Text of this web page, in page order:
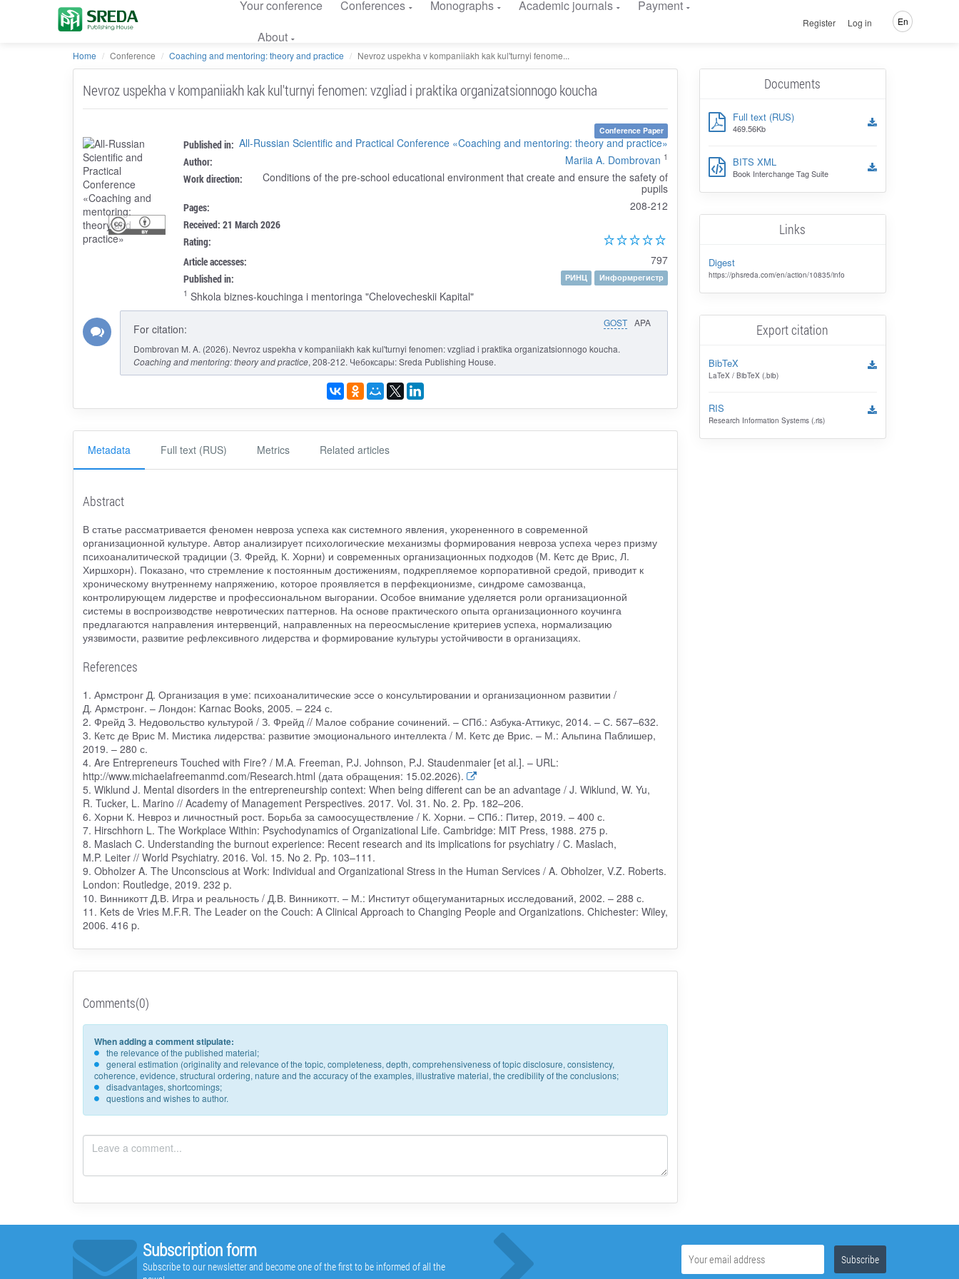
Your conference Conferences Monographs Academic journals
Payment
About
Register Log in En
Home Conference Coaching and mentoring: theory and practice Nevroz uspekha v kompaniiakh kak kul'turnyi fenome...
Nevroz uspekha v kompaniiakh kak kul'turnyi fenomen: vzgliad i praktika organizatsionnogo koucha
Conference Paper
Published in: All-Russian Scientific and Practical Conference «Coaching and mentoring: theory and practice»
Author: Mariia A. Dombrovan 1
Work direction:
Conditions of the pre-school educational environment that create and ensure the safety of
pupils
Pages: 208-212
Received: 21 March 2026
Rating:
Article accesses:
797
Published in: РИНЦ
Информрегистр
1 Shkola biznes-kouchinga i mentoringa "Chelovecheskii Kapital"
GOST APA
For citation:
Dombrovan M. A. (2026). Nevroz uspekha v kompaniiakh kak kul'turnyi fenomen: vzgliad i praktika organizatsionnogo koucha.
Coaching and mentoring: theory and practice, 208-212. Чебоксары: Sreda Publishing House.
Metadata Full text (RUS) Metrics Related articles
Abstract
В статье рассматривается феномен невроза успеха как системного явления, укорененного в современной
организационной культуре. Автор анализирует психологические механизмы формирования невроза успеха через призму
психоаналитической традиции (З. Фрейд, К. Хорни) и современных организационных подходов (М. Кетс де Врис, Л.
Хиршхорн). Показано, что стремление к постоянным достижениям, подкрепляемое корпоративной средой, приводит к
хроническому внутреннему напряжению, которое проявляется в перфекционизме, синдроме самозванца,
контролирующем лидерстве и профессиональном выгорании. Особое внимание уделяется роли организационной
системы в воспроизводстве невротических паттернов. На основе практического опыта организационного коучинга
предлагаются направления интервенций, направленных на переосмысление критериев успеха, нормализацию
уязвимости, развитие рефлексивного лидерства и формирование культуры устойчивости в организациях.
References
1. Армстронг Д. Организация в уме: психоаналитические эссе о консультировании и организационном развитии /
Д. Армстронг. – Лондон: Karnac Books, 2005. – 224 с.
2. Фрейд З. Недовольство культурой / З. Фрейд // Малое собрание сочинений. – СПб.: Азбука-Аттикус, 2014. – С. 567–632.
3. Кетс де Врис М. Мистика лидерства: развитие эмоционального интеллекта / М. Кетс де Врис. – М.: Альпина Паблишер,
2019. – 280 с.
4. Are Entrepreneurs Touched with Fire? / M.A. Freeman, P.J. Johnson, P.J. Staudenmaier [et al.]. – URL:
http://www.michaelafreemanmd.com/Research.html (дата обращения: 15.02.2026).
5. Wiklund J. Mental disorders in the entrepreneurship context: When being different can be an advantage / J. Wiklund, W. Yu,
R. Tucker, L. Marino // Academy of Management Perspectives. 2017. Vol. 31. No. 2. Pp. 182–206.
6. Хорни К. Невроз и личностный рост. Борьба за самоосуществление / К. Хорни. – СПб.: Питер, 2019. – 400 с.
7. Hirschhorn L. The Workplace Within: Psychodynamics of Organizational Life. Cambridge: MIT Press, 1988. 275 p.
8. Maslach C. Understanding the burnout experience: Recent research and its implications for psychiatry / C. Maslach,
M.P. Leiter // World Psychiatry. 2016. Vol. 15. No 2. Pp. 103–111.
9. Obholzer A. The Unconscious at Work: Individual and Organizational Stress in the Human Services / A. Obholzer, V.Z. Roberts.
London: Routledge, 2019. 232 p.
10. Винникотт Д.В. Игра и реальность / Д.В. Винникотт. – М.: Институт общегуманитарных исследований, 2002. – 288 с.
11. Kets de Vries M.F.R. The Leader on the Couch: A Clinical Approach to Changing People and Organizations. Chichester: Wiley,
2006. 416 p.
Comments(0)
When adding a comment stipulate:
the relevance of the published material;
general estimation (originality and relevance of the topic, completeness, depth, comprehensiveness of topic disclosure, consistency,
coherence, evidence, structural ordering, nature and the accuracy of the examples, illustrative material, the credibility of the conclusions;
disadvantages, shortcomings;
questions and wishes to author.
Documents
Full text (RUS)
469.56Kb
BITS XML
Book Interchange Tag Suite
Links
Digest
https://phsreda.com/en/action/10835/info
Export citation
BibTeX
LaTeX / BibTeX (.bib)
RIS
Research Information Systems (.ris)
Subscription form
Subscribe to our newsletter and become one of the first to be informed of all the